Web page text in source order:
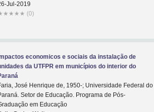
Jul-2019
★ ★ ★ ★ (0)
economicos e sociais da instalação de
da UTFPR em municípios do interior do
José Henrique de, 1950-; Universidade Federal do
Setor de Educação. Programa de Pós-
em Educação